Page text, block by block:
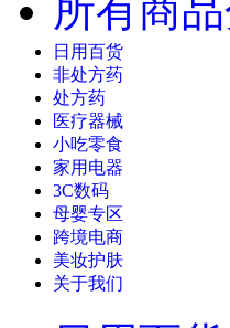
日用百货
非处方药
处方药
医疗器械
小吃零食
家用电器
3C数码
母婴专区
跨境电商
美妆护肤
关于我们
日用百货